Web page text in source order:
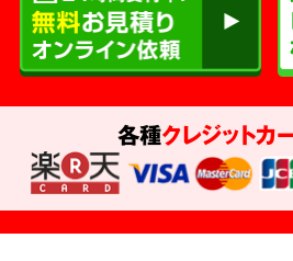
各種クレジットカ